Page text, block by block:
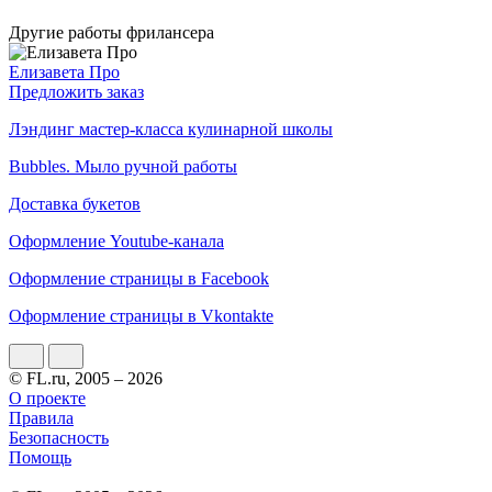
Другие работы фрилансера
Елизавета Про
Предложить заказ
Лэндинг мастер-класса кулинарной школы
Bubbles. Мыло ручной работы
Доставка букетов
Оформление Youtube-канала
Оформление страницы в Facebook
Оформление страницы в Vkontakte
© FL.ru, 2005 – 2026
О проекте
Правила
Безопасность
Помощь